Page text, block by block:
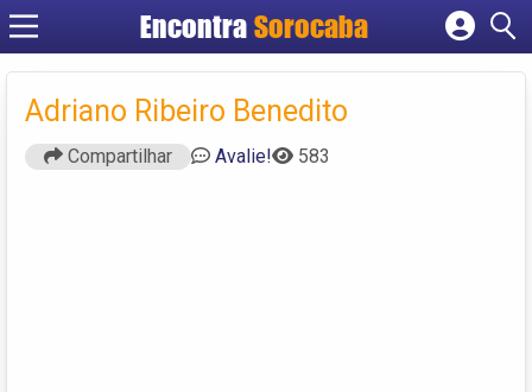
EncontraSorocaba
Cadastrar empresa
Criar conta
Adriano Ribeiro Benedito
Compartilhar Avalie! 583